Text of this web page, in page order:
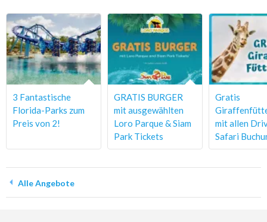
3 Fantastische
Florida-Parks zum
Preis von 2!
GRATIS BURGER
mit ausgewählten
Loro Parque & Siam
Park Tickets
Gratis
mit allen
Safari
Alle Angebote